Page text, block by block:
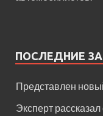
ПОСЛЕДНИЕ
Представлен
Эксперт